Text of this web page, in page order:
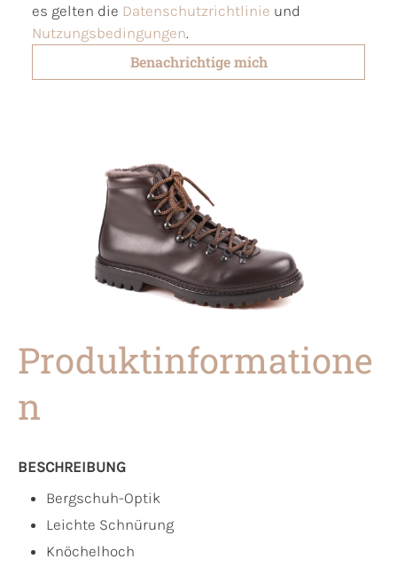
es gelten die Datenschutzrichtlinie und
Nutzungsbedingungen.
Benachrichtige mich
Produktinformatione
n
BESCHREIBUNG
Bergschuh-Optik
Leichte Schnürung
Knöchelhoch